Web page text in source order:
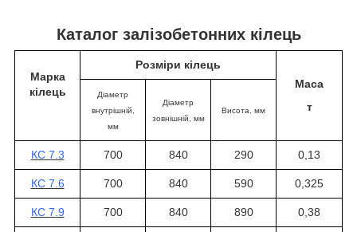
Каталог залізобетонних кілець
Марка
кілець
Розміри кілець
Маса
т
Діаметр
внутрішній,
мм
Діаметр
зовнішній, мм
Висота , мм
КС 7.3 700 840 290 0,13
КС 7.6 700 840 590 0,325
КС 7.9 700 840 890 0,38